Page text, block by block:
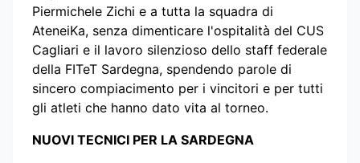
Piermichele Zichi e a tutta la squadra di
AteneiKa, senza dimenticare l'ospitalità del CUS
Cagliari e il lavoro silenzioso dello staff federale
della FITeT Sardegna, spendendo parole di
sincero compiacimento per i vincitori e per tutti
gli atleti che hanno dato vita al torneo.
NUOVI TECNICI PER LA SARDEGNA